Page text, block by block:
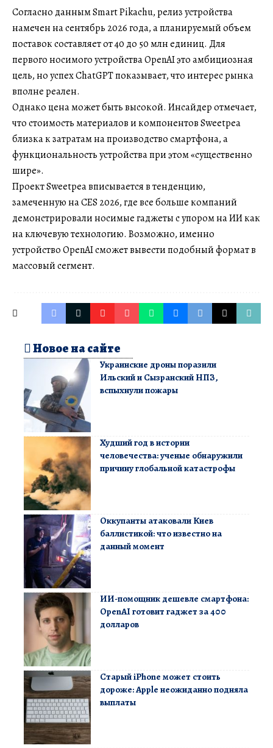
Согласно данным Smart Pikachu, релиз устройства
намечен на сентябрь 2026 года, а планируемый объем
поставок составляет от 40 до 50 млн единиц. Для
первого носимого устройства OpenAI это амбициозная
цель, но успех ChatGPT показывает, что интерес рынка
вполне реален.
Однако цена может быть высокой. Инсайдер отмечает,
что стоимость материалов и компонентов Sweetpea
близка к затратам на производство смартфона, а
функциональность устройства при этом «существенно
шире».
Проект Sweetpea вписывается в тенденцию,
замеченную на CES 2026, где все больше компаний
демонстрировали носимые гаджеты с упором на ИИ как
на ключевую технологию. Возможно, именно
устройство OpenAI сможет вывести подобный формат в
массовый сегмент.
Новое на сайте
Украинские дроны поразили
Ильский и Сызранский НПЗ,
вспыхнули пожары
Худший год в истории
человечества: ученые обнаружили
причину глобальной катастрофы
Оккупанты атаковали Киев
баллистикой: что известно на
данный момент
ИИ-помощник дешевле смартфона:
OpenAI готовит гаджет за 400
долларов
Старый iPhone может стоить
дороже: Apple неожиданно подняла
выплаты